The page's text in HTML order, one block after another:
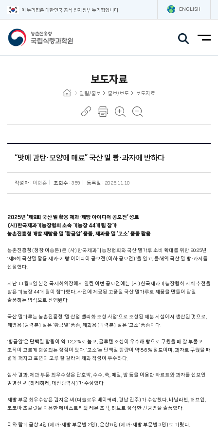
이 누리집은 대한민국 공식 전자정부 누리집입니다. ENGLISH
보도자료
알림/홍보 홍보/보도 보도자료
“맛에 감탄·모양에 매료” 국산 밀 빵·과자에 반하다
작성자 : 이현준 조회수 : 359 등록일 : 2025.11.10
2025년 ‘제9회 국산 밀 활용 제과·제빵 아이디어 공모전’ 성료
(사)한국제과기능장협회 소속 기능장 44개 팀 참가
농촌진흥청 개발 제빵용 밀 ‘황금알’ 품종, 제과용 밀 ‘고소’ 품종 활용
농촌진흥청(청장 이승돈)은 (사)한국제과기능장협회와 국산 밀가루 소비 확대를 위한 2025년
‘제9회 국산밀 활용 제과·제빵 아이디어 공모전(이하 공모전)’을 열고, 올해의 국산 밀 빵·과자를
선정했다.
지난 11월 6일 본청 국제회의장에서 열린 이번 공모전에는 (사)한국제과기능장협회 지회 추천을
받은 기능장 44개 팀이 참가했다. 사전에 제공된 고품질 국산 밀가루로 제품을 만들어 당일
출품하는 방식으로 진행됐다.
국산 밀가루는 농촌진흥청 ‘밀 산업 밸리화 조성 사업’으로 조성된 제분 시설에서 생산된 것으로,
제빵용(강력분) 밀은 ‘황금알’ 품종, 제과용(박력분) 밀은 ‘고소’ 품종이다.
‘황금알’은 단백질 함량이 약 12.2%로 높고, 글루텐 조성이 우수해 빵으로 구웠을 때 잘 부풀고
조직이 고르게 형성되는 장점이 있다. ‘고소’는 단백질 함량이 약 8.6% 정도이며, 과자로 구웠을 때
넓게 퍼지고 표면이 고루 잘 갈라져 제과 적성이 우수하다.
심사 결과, 제과 부문 최우수상은 단호박, 수수, 쑥, 메밀, 밤 등을 이용한 타르트와 과자를 선보인
김경선 씨(하레하레, 대전광역시)가 수상했다.
제빵 부문 최우수상은 김지은 씨(더슬로우 베이커리, 경남 진주)가 수상했다. 바닐라빈, 허브잎,
코코아 초콜릿을 이용한 페이스트리와 레몬 조각, 허브로 장식한 건강빵을 출품했다.
이와 함께 금상 4명(제과·제빵 부문별 2명), 은상 6명(제과·제빵 부문별 3명)도 가렸다.